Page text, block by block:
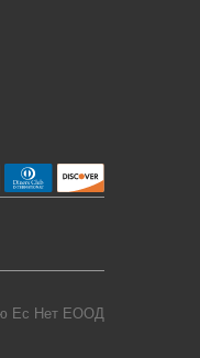
Ес Нет ЕООД